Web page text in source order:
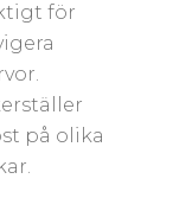
för
på olika